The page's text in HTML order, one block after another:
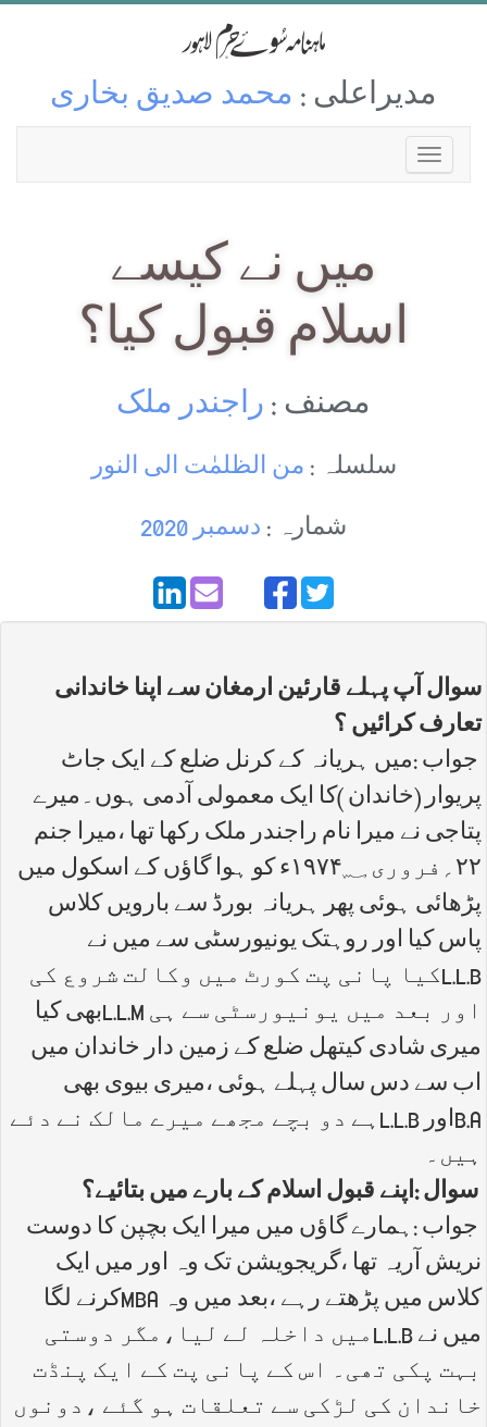
مدیراعلی : محمد صدیق بخاری
میں نے کیسے
اسلام قبول کیا؟
مصنف : راجندر ملک
سلسلہ : من الظلمٰت الی النور
شمارہ : دسمبر 2020
سوال آپ پہلے قارئین ارمغان سے اپنا خاندانی
تعارف کرائیں ؟
جواب :میں ہریانہ کے کرنل ضلع کے ایک جاٹ
پریوار (خاندان )کا ایک معمولی آدمی ہوں۔میرے
پتاجی نے میرا نام راجندر ملک رکھا تھا ،میرا جنم
۲۲؍فروری ۱۹۷۴؁ء کو ہوا گاؤں کے اسکول میں
پڑھائی ہوئی پھر ہریانہ بورڈ سے بارویں کلاس
پاس کیا اور روہتک یونیورسٹی سے میں نے
L.L.Bکیا پانی پت کورٹ میں وکالت شروع کی
اور بعد میں یونیورسٹی سے ہی L.L.Mبھی کیا
میری شادی کیتھل ضلع کے زمین دار خاندان میں
اب سے دس سال پہلے ہوئی ،میری بیوی بھی
B.Aاور L.L.Bہے دو بچے مجھے میرے مالک نے دئے
ہیں۔
سوال :اپنے قبول اسلام کے بارے میں بتائیے؟
جواب :ہمارے گاؤں میں میرا ایک بچپن کا دوست
نریش آریہ تھا ،گریجویشن تک وہ اور میں ایک
کلاس میں پڑھتے رہے ،بعد میں وہ MBAکرنے لگا
میں نے L.L.Bمیں داخلہ لے لیا،مگر دوستی
بہت پکی تھی۔ اس کے پانی پت کے ایک پنڈت
خاندان کی لڑکی سے تعلقات ہو گئے ،دونوں